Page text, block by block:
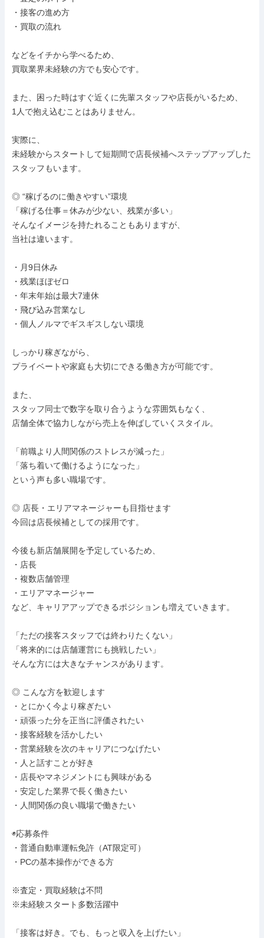
・接客の進め方
・買取の流れ
などをイチから学べるため、
買取業界未経験の方でも安心です。
また、困った時はすぐ近くに先輩スタッフや店長がいるため、
1人で抱え込むことはありません。
実際に、
未経験からスタートして短期間で店長候補へステップアップした
スタッフもいます。
◎ “稼げるのに働きやすい”環境
「稼げる仕事＝休みが少ない、残業が多い」
そんなイメージを持たれることもありますが、
当社は違います。
・月9日休み
・残業ほぼゼロ
・年末年始は最大7連休
・飛び込み営業なし
・個人ノルマでギスギスしない環境
しっかり稼ぎながら、
プライベートや家庭も大切にできる働き方が可能です。
また、
スタッフ同士で数字を取り合うような雰囲気もなく、
店舗全体で協力しながら売上を伸ばしていくスタイル。
「前職より人間関係のストレスが減った」
「落ち着いて働けるようになった」
という声も多い職場です。
◎ 店長・エリアマネージャーも目指せます
今回は店長候補としての採用です。
今後も新店舗展開を予定しているため、
・店長
・複数店舗管理
・エリアマネージャー
など、キャリアアップできるポジションも増えていきます。
「ただの接客スタッフでは終わりたくない」
「将来的には店舗運営にも挑戦したい」
そんな方には大きなチャンスがあります。
◎ こんな方を歓迎します
・とにかく今より稼ぎたい
・頑張った分を正当に評価されたい
・接客経験を活かしたい
・営業経験を次のキャリアにつなげたい
・人と話すことが好き
・店長やマネジメントにも興味がある
・安定した業界で長く働きたい
・人間関係の良い職場で働きたい
◉応募条件
・普通自動車運転免許（AT限定可）
・PCの基本操作ができる方
※査定・買取経験は不問
※未経験スタート多数活躍中
「接客は好き。でも、もっと収入を上げたい」